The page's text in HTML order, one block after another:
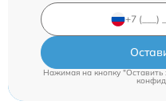
Нажимая на кнопку